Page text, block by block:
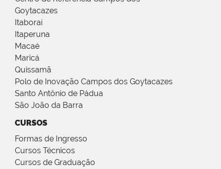
Goytacazes
Itaboraí
Itaperuna
Macaé
Maricá
Quissamã
Polo de Inovação Campos dos Goytacazes
Santo Antônio de Pádua
São João da Barra
CURSOS
Formas de Ingresso
Cursos Técnicos
Cursos de Graduação